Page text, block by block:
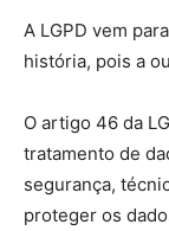
A LGPD vem
história, pois a
O artigo 46 da
tratamento de
segurança,
proteger os